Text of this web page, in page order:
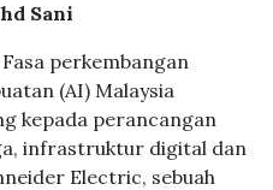
Sani
perkembangan
(AI) Malaysia
kepada perancangan
infrastruktur digital dan
Electric, sebuah